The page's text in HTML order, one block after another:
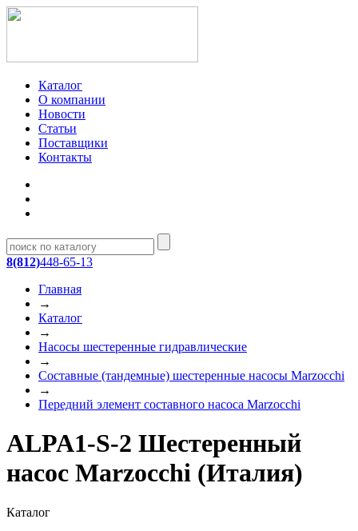
Каталог
О компании
Новости
Статьи
Поставщики
Контакты
8(812)448-65-13
Главная
→
Каталог
→
Насосы шестеренные гидравлические
→
Составные (тандемные) шестеренные насосы Marzocchi
→
Передний элемент составного насоса Marzocchi
ALPA1-S-2 Шестеренный
насос Marzocchi (Италия)
Каталог